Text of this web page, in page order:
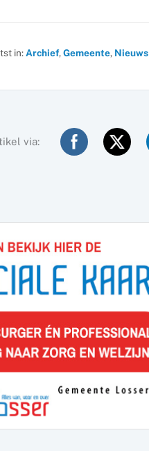
in: Archief,Gemeente, Nieuws
via: